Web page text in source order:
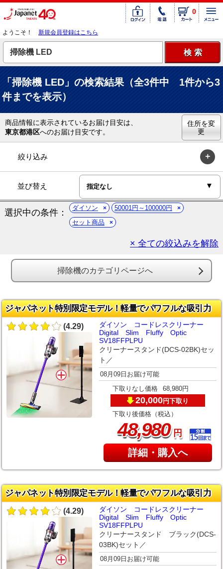
0
ようこそ！ 新規会員登録はこちら
「掃除機 LED」の検索結果（全3件中 1件から3
件までを表示）
商品情報に表示されているお届け目安は、
東京都港区へのお届け目安です。
住所を変
更
絞り込み
並び替え
選択中の条件： ダイソン
50001円～100000円
セット商品
× 全ての絞込みを解除
掃除機のカテゴリページへ
ジャパネット特別限定モデル！軽量でパワフルな吸引力
(4.29)
ダイソン コードレスクリーナー
Digital Slim Fluffy Optic
SV18FFPLPU
クリーナースタンド(DCS-02BK)セッ
ト／
08月09日お届け可能
下取りなし価格 68,980円
20,000円下取り
下取り後価格（税込）
48,980円
詳細・購入へ
ジャパネット特別限定モデル！軽量でパワフルな吸引力
(4.29)
ダイソン コードレスクリーナー
Digital Slim Fluffy Optic
SV18FFPLPU
クリーナースタンド ブラック(DCS-
03BK)セット／
08月09日お届け可能